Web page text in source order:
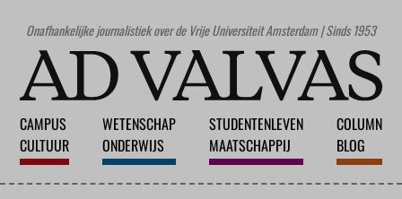
Onafhankelijke journalistiek over de Vrije Universiteit Amsterdam | Sinds 1953
CAMPUS
CULTUUR
WETENSCHAP
ONDERWIJS
STUDENTENLEVEN
MAATSCHAPPIJ
COLUMN
BLOG